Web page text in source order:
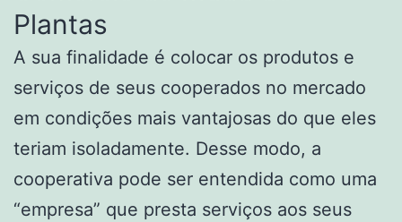
Plantas
A sua finalidade é colocar os produtos e
serviços de seus cooperados no mercado
em condições mais vantajosas do que eles
teriam isoladamente. Desse modo, a
cooperativa pode ser entendida como uma
“empresa” que presta serviços aos seus